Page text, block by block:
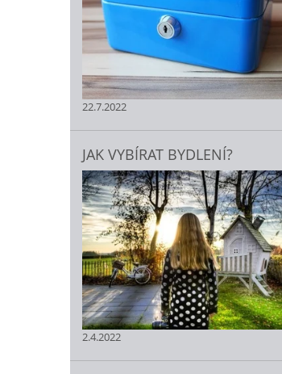
22.7.2022
JAK VYBÍRAT BYDLENÍ?
2.4.2022